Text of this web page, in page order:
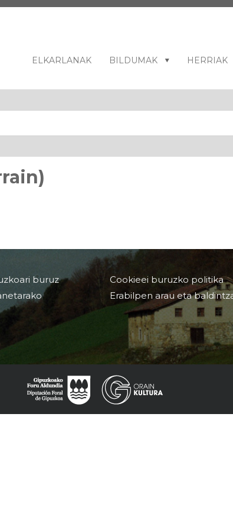
ELKARLANAK BILDUMAK HERRIAK
buruz
Cookieei buruzko politika
Erabilpen arau eta